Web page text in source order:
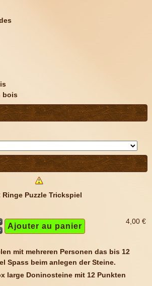
bois
Ringe Puzzle Trickspiel
4,00 €
large Doninosteine mit 12 Punkten